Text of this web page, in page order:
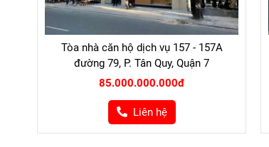
Tòa nhà căn hộ dịch vụ 157 - 157A
đường 79, P. Tân Quy, Quận 7
85.000.000.000đ
Liên hệ